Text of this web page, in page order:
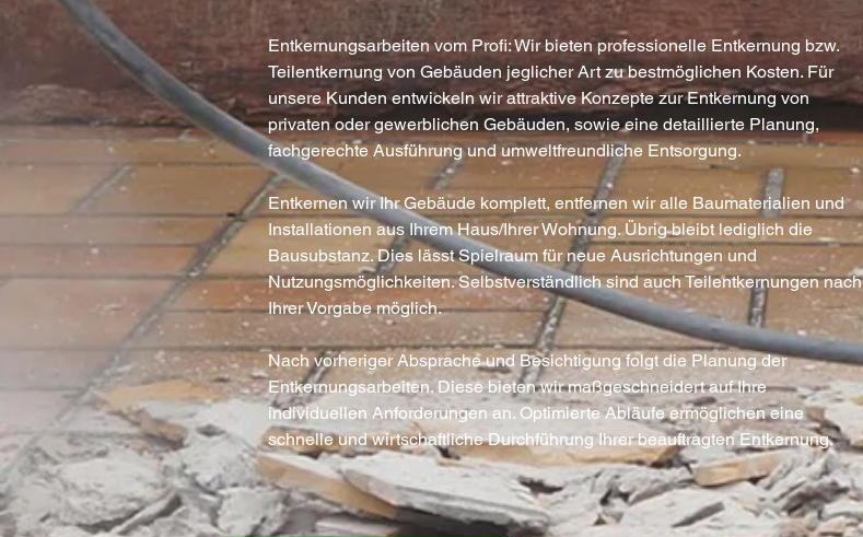
Entkernungsarbeiten vom Profi: Wir bieten professionelle Entkernung bzw.
Teilentkernung von Gebäuden jeglicher Art zu bestmöglichen Kosten. Für
unsere Kunden entwickeln wir attraktive Konzepte zur Entkernung von
privaten oder gewerblichen Gebäuden, sowie eine detaillierte Planung,
fachgerechte Ausführung und umweltfreundliche Entsorgung.
Entkernen wir Ihr Gebäude komplett, entfernen wir alle Baumaterialien und
Installationen aus Ihrem Haus/Ihrer Wohnung. Übrig bleibt lediglich die
Bausubstanz. Dies lässt Spielraum für neue Ausrichtungen und
Nutzungsmöglichkeiten. Selbstverständlich sind auch Teilentkernungen nach
Ihrer Vorgabe möglich.
Nach vorheriger Absprache und Besichtigung folgt die Planung der
Entkernungsarbeiten. Diese bieten wir maßgeschneidert auf Ihre
individuellen Anforderungen an. Optimierte Abläufe ermöglichen eine
schnelle und wirtschaftliche Durchführung Ihrer beauftragten Entkernung.